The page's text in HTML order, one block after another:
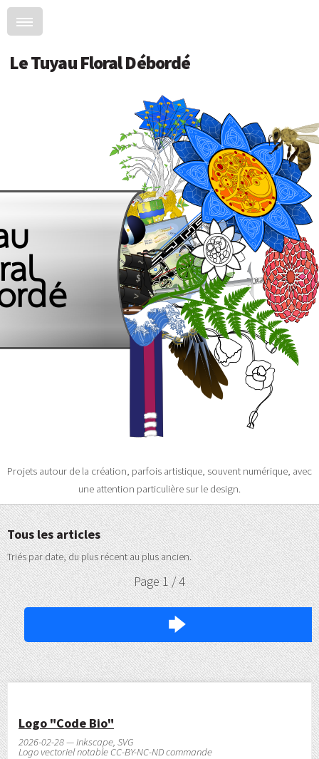
Le Tuyau Floral Débordé
Projets autour de la création, parfois artistique, souvent numérique, avec
une attention particulière sur le design.
Tous les articles
Triés par date, du plus récent au plus ancien.
Page 1 / 4
🡆
Logo "Code Bio"
2026-02-28 — Inkscape, SVG
Logo vectoriel notable CC-BY-NC-ND commande